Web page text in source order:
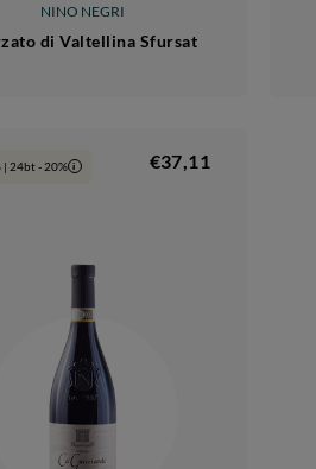
NINO NEGRI
di Valtellina Sfursat
| 24bt - 20% i €37,11